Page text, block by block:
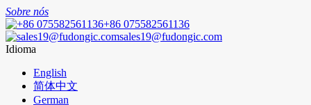
Sobre nós
+86 075582561136
sales19@fudongic.com
Idioma
English
简体中文
German